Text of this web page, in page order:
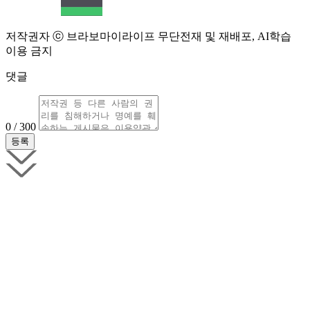
저작권자 ⓒ 브라보마이라이프 무단전재 및 재배포, AI학습
이용 금지
댓글
0 / 300